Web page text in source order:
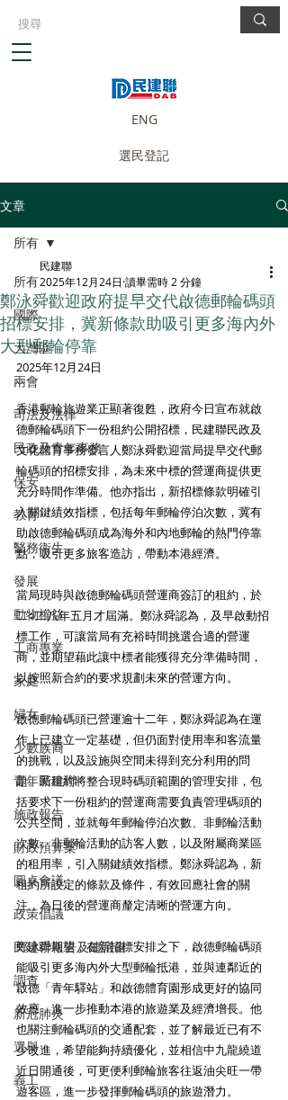
ENG
選民登記
文章
所有
國際
大灣區
兩會
司法及法律
民政及青年事務
保安
教育
醫務衛生
發展
動物權益
工商專業
家庭
婦女
少數族裔
青年民建聯
施政報告
財政預算案
圓桌會議
政策倡議
民建聯報告及建議書
調查
新冠肺炎
選舉
義工
所有
鄭泳舜歡迎政府提早交代啟德郵輪碼頭
招標安排，冀新條款助吸引更多海內外
大型郵輪停靠
民建聯
2025年12月24日 讀畢需時 2 分鐘
2025年12月24日
香港郵輪旅遊業正顯著復甦，政府今日宣布就啟
德郵輪碼頭下一份租約公開招標，民建聯民政及
文化體育事務發言人鄭泳舜歡迎當局提早交代郵
輪碼頭的招標安排，為未來中標的營運商提供更
充分時間作準備。他亦指出，新招標條款明確引
入關鍵績效指標，包括每年郵輪停泊次數，冀有
助啟德郵輪碼頭成為海外和內地郵輪的熱門停靠
點，吸引更多旅客造訪，帶動本港經濟。
當局現時與啟德郵輪碼頭營運商簽訂的租約，於
二○二八年五月才屆滿。鄭泳舜認為，及早啟動招
標工作，可讓當局有充裕時間挑選合適的營運
商，並期望藉此讓中標者能獲得充分準備時間，
以按照新合約的要求規劃未來的營運方向。
啟德郵輪碼頭已營運逾十二年，鄭泳舜認為在運
作上已建立一定基礎，但仍面對使用率和客流量
的挑戰，以及設施與空間未得到充分利用的問
題。新租約將整合現時碼頭範圍的管理安排，包
括要求下一份租約的營運商需要負責管理碼頭的
公共空間，並就每年郵輪停泊次數、非郵輪活動
次數、非郵輪活動的訪客人數，以及附屬商業區
的租用率，引入關鍵績效指標。鄭泳舜認為，新
租約所設定的條款及條件，有效回應社會的關
注，為日後的營運商釐定清晰的營運方向。
鄭泳舜期望，在新招標安排之下，啟德郵輪碼頭
能吸引更多海內外大型郵輪抵港，並與連鄰近的
啟德「青年驛站」和啟德體育園形成更好的協同
效應，進一步推動本港的旅遊業及經濟增長。他
也關注郵輪碼頭的交通配套，並了解最近已有不
少改進，希望能夠持續優化，並相信中九龍繞道
近日開通後，可更便利郵輪旅客往返油尖旺一帶
遊客區，進一步發揮郵輪碼頭的旅遊潛力。